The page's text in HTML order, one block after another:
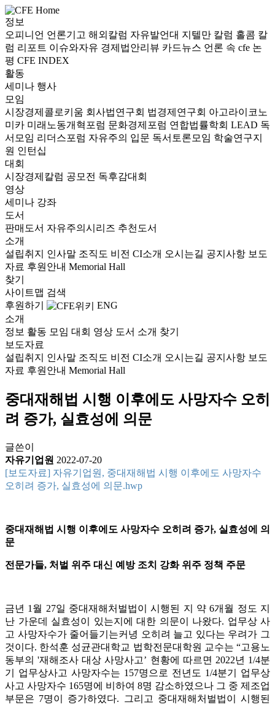
정보
오피니언 언론기고 해외칼럼 자유발언대 지텔만 칼럼 홀콤 칼
럼 리포트 이슈와자유 경제법안리뷰 카드뉴스 언론 속 cfe 논
평 CFE INDEX
활동
세미나 행사
모임
시장경제콜로키움 회사법연구회 법경제연구회 아고라이코노
미카 미래노동개혁포럼 문화경제포럼 연합법률학회 LEAD 독
서모임 리더스포럼 자유주의 입문 독서토론모임 학술연구지
원 인턴십
대회
시장경제칼럼 공모전 독후감대회
영상
세미나 강좌
도서
판매도서 자유주의시리즈 추천도서
소개
설립취지 인사말 조직도 비전 CI소개 오시는길 공지사항 보도
자료 후원안내 Memorial Hall
찾기
사이트맵 검색
후원하기
ENG
소개
정보 활동 모임 대회 영상 도서 소개 찾기
보도자료
설립취지
인사말 조직도 비전 CI소개 오시는길 공지사항 보도
자료 후원안내 Memorial Hall
중대재해법 시행 이후에도 사망자수 오히
려 증가, 실효성에 의문
글쓴이
자유기업원 2022-07-20
[보도자료] 자유기업원, 중대재해법 시행 이후에도 사망자수
오히려 증가, 실효성에 의문.hwp
중대재해법 시행 이후에도 사망자수 오히려 증가, 실효성에 의
문
전문가들, 처벌 위주 대신 예방 조치 강화 위주 정책 주문
금년 1월 27일 중대재해처벌법이 시행된 지 약 6개월 정도 지
난 가운데 실효성이 있는지에 대한 의문이 나왔다. 업무상 사
고 사망자수가 줄어들기는커녕 오히려 늘고 있다는 우려가 그
것이다. 한석훈 성균관대학교 법학전문대학원 교수는 “고용노
동부의 '재해조사 대상 사망사고’ 현황에 따르면 2022년 1/4분
기 업무상사고 사망자수는 157명으로 전년도 1/4분기 업무상
사고 사망자수 165명에 비하여 8명 감소하였으나 그 중 제조업
부문은 7명이 증가하였다. 그리고 중대재해처벌법이 시행된